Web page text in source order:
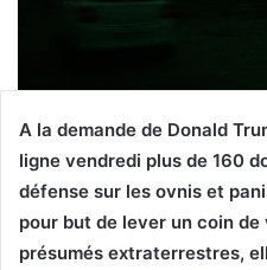
A la demande de Donald
ligne vendredi plus de 160
défense sur les ovnis et
pour but de lever un coin
présumés extraterrestres,